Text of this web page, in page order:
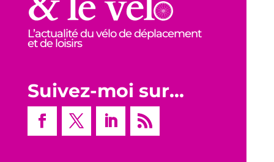
L’actualité du vélo de déplacement
et de loisirs
Suivez-moi sur…